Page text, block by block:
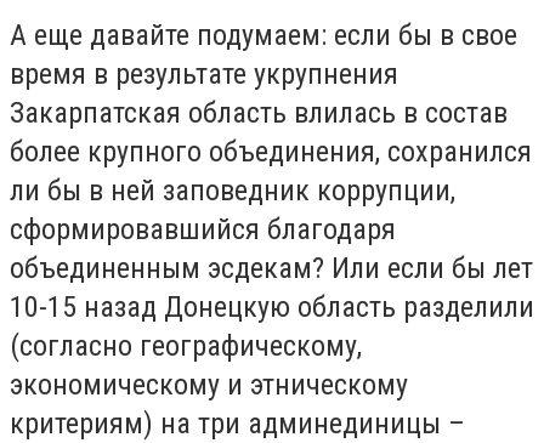
А еще давайте подумаем: если бы в свое
время в результате укрупнения
Закарпатская область влилась в состав
более крупного объединения, сохранился
ли бы в ней заповедник коррупции,
сформировавшийся благодаря
объединенным эсдекам? Или если бы лет
10-15 назад Донецкую область разделили
(согласно географическому,
экономическому и этническому
критериям) на три админединицы –